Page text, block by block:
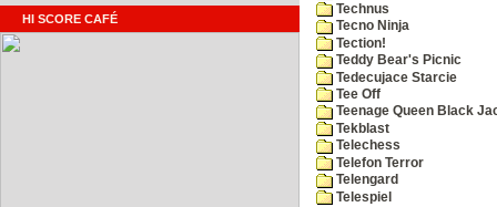
HI SCORE CAFÉ
Technus
Tecno Ninja
Tection!
Teddy Bear's Picnic
Tedecujace Starcie
Tee Off
Teenage Queen Black
Tekblast
Telechess
Telefon Terror
Telengard
Telespiel